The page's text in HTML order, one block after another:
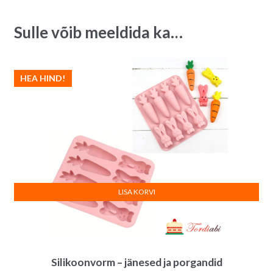
e
:
Sulle võib meeldida ka…
Silikoonvorm – jänesed ja porgandid
HEA HIND!
LISA KORVI